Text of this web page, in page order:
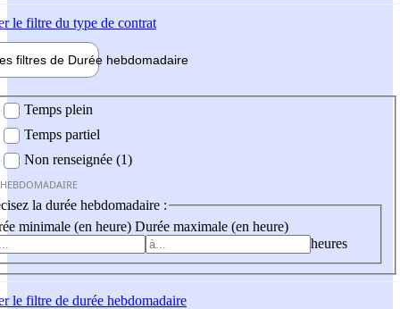
le filtre du type de contrat
filtres de Durée hebdomadaire
Temps plein
Temps partiel
Non renseignée (1)
la durée hebdomadaire :
minimale (en heure) Durée maximale (en heure)
heures
le filtre de durée hebdomadaire